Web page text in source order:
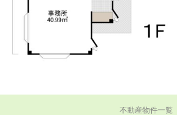
不動産物件一覧